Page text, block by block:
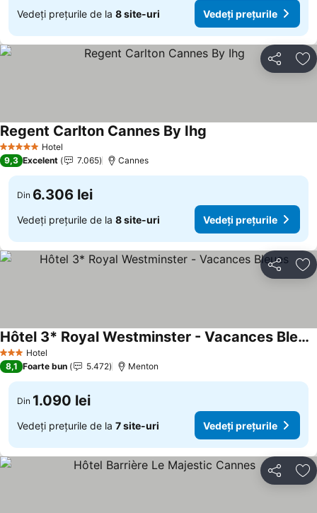
Vedeți prețurile de la 8 site-uri Vedeți prețurile
Distribuiți
5 Stele Hotel
Regent Carlton Cannes By Ihg
9,3 Excelent 7.065 Cannes
Din 6.306 lei
Vedeți prețurile de la 8 site-uri Vedeți prețurile
Distribuiți
3 SteleHotel
Hôtel 3* Royal Westminster - Vacances Bleues
Vedeți prețurile
8,1 Foarte bun 5.472 Menton
Din 1.090 lei
Vedeți prețurile de la 7 site-uri Vedeți prețurile
Distribuiți